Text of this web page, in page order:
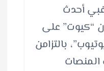
أحدث
“كيوت” على
بالتزامن
المنصات